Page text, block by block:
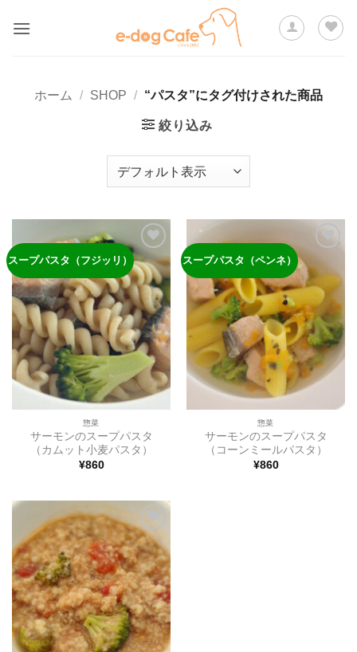
ホーム / SHOP / “パスタ”にタグ付けされた商品
絞り込み
スープパスタ（フジッリ）
ほし
い物
リス
トに
追加
惣菜
サーモンのスープパスタ
（カムット小麦パスタ）
¥860
スープパスタ（ペンネ）
ほし
い物
リス
トに
追加
惣菜
サーモンのスープパスタ
（コーンミールパスタ）
¥860
ほし
い物
リス
トに
追加